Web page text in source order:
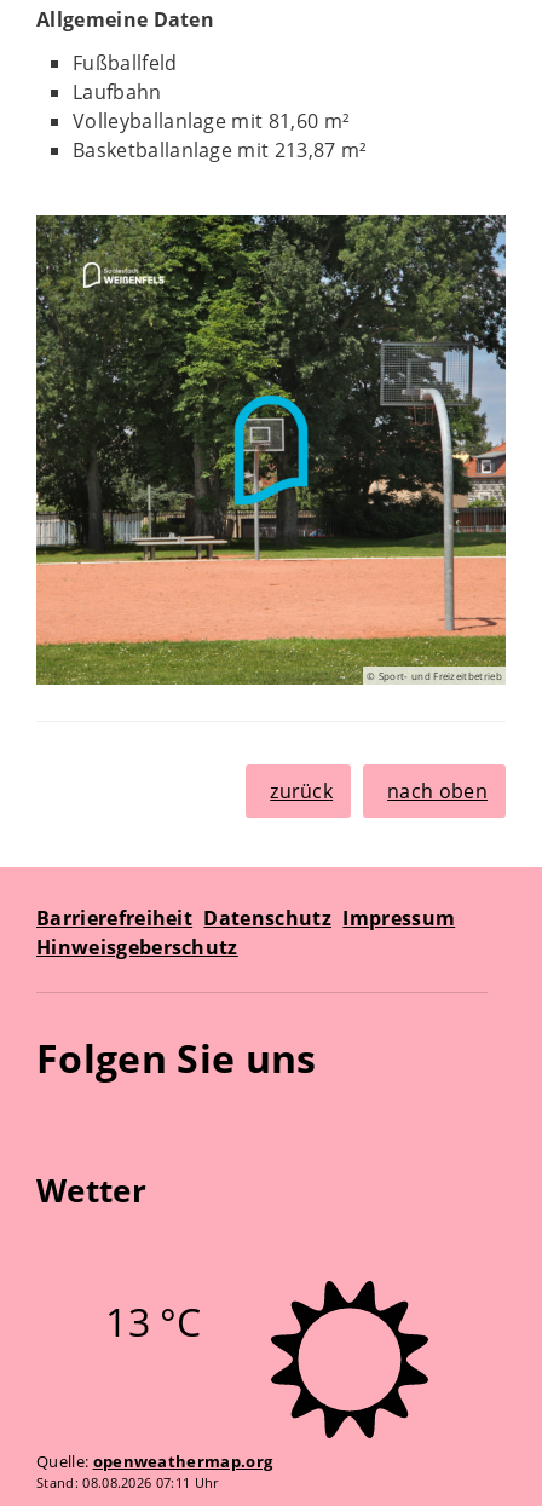
Allgemeine Daten
Fußballfeld
Laufbahn
Volleyballanlage mit 81,60 m²
Basketballanlage mit 213,87 m²
© Sport- und Freizeitbetrieb
zurück nach oben
Barrierefreiheit Datenschutz Impressum
Hinweisgeberschutz
Folgen Sie uns
Wetter
13 °C
Quelle: openweathermap.org
Stand: 08.08.2026 07:11 Uhr